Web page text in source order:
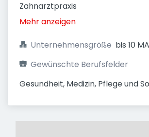
Zahnarztpraxis
Mehr anzeigen
Unternehmensgröße bis 10 MA
Gewünschte Berufsfelder
Gesundheit, Medizin, Pflege und